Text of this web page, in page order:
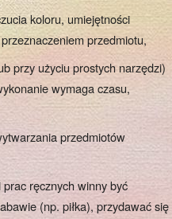
koloru, umiejętności
przedmiotu,
przy użyciu prostych narzędzi)
wymaga czasu,
przedmiotów
ręcznych winny być
(np. piłka), przydawać się